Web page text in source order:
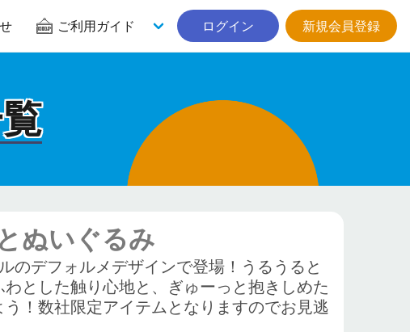
ご利用ガイド ログイン 新規会員登録
ぬいぐるみ
のデフォルメデザインで登場！うるうると
とした触り心地と、ぎゅーっと抱きしめた
！数社限定アイテムとなりますのでお見逃